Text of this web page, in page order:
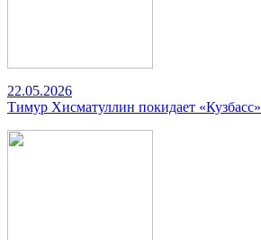
22.05.2026
Тимур Хисматуллин покидает «Кузбасс»